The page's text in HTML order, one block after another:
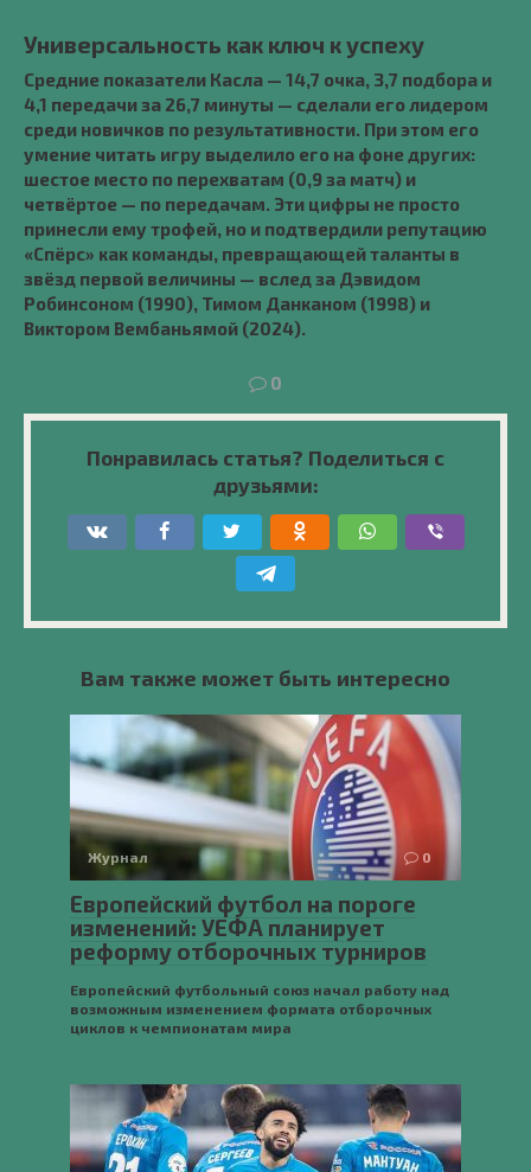
Универсальность как ключ к успеху
Средние показатели Касла — 14,7 очка, 3,7 подбора и
4,1 передачи за 26,7 минуты — сделали его лидером
среди новичков по результативности. При этом его
умение читать игру выделило его на фоне других:
шестое место по перехватам (0,9 за матч) и
четвёртое — по передачам. Эти цифры не просто
принесли ему трофей, но и подтвердили репутацию
«Спёрс» как команды, превращающей таланты в
звёзд первой величины — вслед за Дэвидом
Робинсоном (1990), Тимом Данканом (1998) и
Виктором Вембаньямой (2024).
0
Понравилась статья? Поделиться с
друзьями:
Вам также может быть интересно
Журнал 0
Европейский футбол на пороге
изменений: УЕФА планирует
реформу отборочных турниров
Европейский футбольный союз начал работу над
возможным изменением формата отборочных
циклов к чемпионатам мира